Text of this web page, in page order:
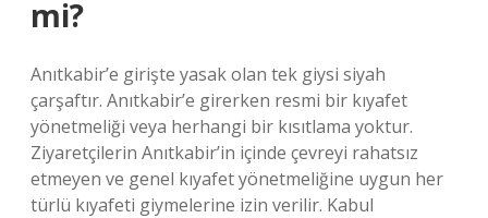
mi?
Anıtkabir’e girişte yasak olan tek giysi siyah
çarşaftır. Anıtkabir’e girerken resmi bir kıyafet
yönetmeliği veya herhangi bir kısıtlama yoktur.
Ziyaretçilerin Anıtkabir’in içinde çevreyi rahatsız
etmeyen ve genel kıyafet yönetmeliğine uygun her
türlü kıyafeti giymelerine izin verilir. Kabul